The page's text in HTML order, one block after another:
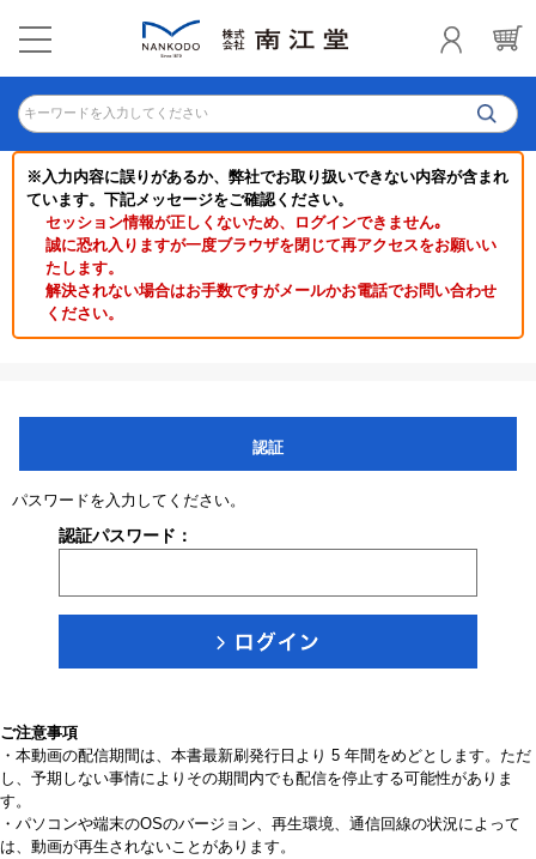
キーワードを入力してください
※入力内容に誤りがあるか、弊社でお取り扱いできない内容が含まれ
ています。下記メッセージをご確認ください。
セッション情報が正しくないため、ログインできません｡
誠に恐れ入りますが一度ブラウザを閉じて再アクセスをお願いい
たします。
解決されない場合はお手数ですがメールかお電話でお問い合わせ
ください。
認証
パスワードを入力してください。
認証パスワード：
ご注意事項
・本動画の配信期間は、本書最新刷発行日より 5 年間をめどとします。ただ
し、予期しない事情によりその期間内でも配信を停止する可能性がありま
す。
・パソコンや端末のOSのバージョン、再生環境、通信回線の状況によって
は、動画が再生されないことがあります。